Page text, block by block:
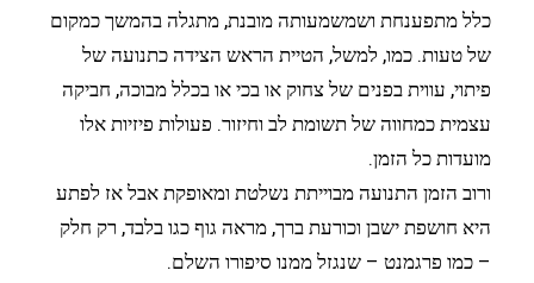
כלל מתפענחת ושמשמעותה מובנת, מתגלה בהמשך כמקום
של טעות. כמו, למשל, הטיית הראש הצידה כתנועה של
פיתוי, עווית בפנים של צחוק או בכי או בכלל מבוכה, חביקה
עצמית כמחווה של תשומת לב וחיזור. פעולות פיזיות אלו
מועדות כל הזמן.
ורוב הזמן התנועה מבוייתת נשלטת ומאופקת אבל אז לפתע
היא חושפת ישבן וכורעת ברך, מראה גוף כגו בלבד, רק חלק
– כמו פרגמנט – שנגזל ממנו סיפורו השלם.